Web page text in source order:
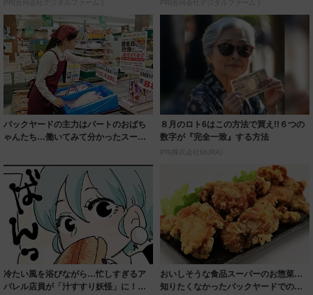
PR(合同会社デジタルファーム ) PR(合同会社デジタルファーム )
バックヤードの主力はパートのおばち
ゃんたち…働いてみて分かったスーパ
８月のロト6はこの方法で買え!!６つの
数字が『完全一致』する方法
PR(株式会社MURA)
冷たい風を浴びながら…忙しすぎるア
パレル店員が「汁すすり妖怪」に！？
おいしそうな食品スーパーのお惣菜…
知りたくなかったバックヤードでの